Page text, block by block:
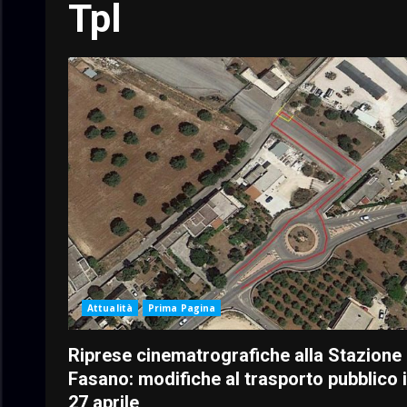
Tpl
Attualità Prima Pagina
Riprese cinematrografiche alla Stazione
Fasano: modifiche al trasporto pubblico
27 aprile